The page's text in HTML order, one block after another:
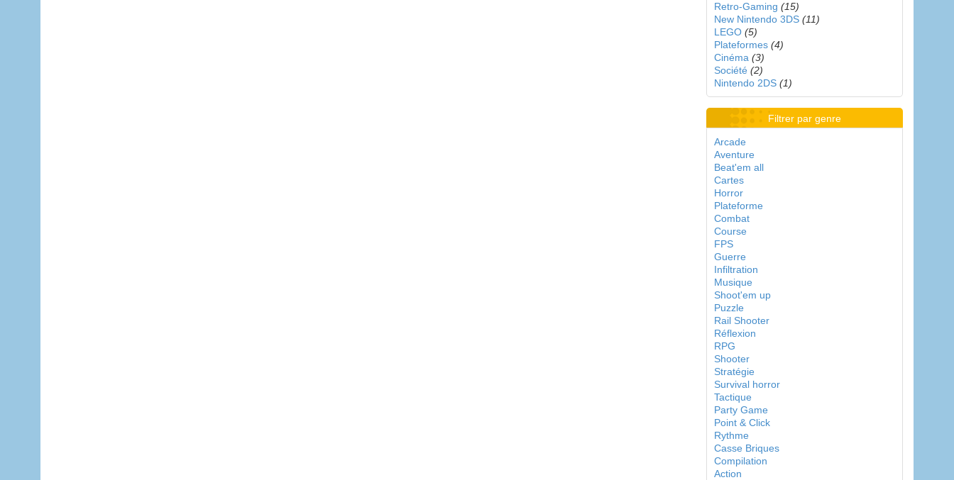
Retro-Gaming (15)
New Nintendo 3DS (11)
LEGO (5)
Plateformes (4)
Cinéma (3)
Société (2)
Nintendo 2DS (1)
Filtrer par genre
Arcade
Aventure
Beat'em all
Cartes
Horror
Plateforme
Combat
Course
FPS
Guerre
Infiltration
Musique
Shoot'em up
Puzzle
Rail Shooter
Réflexion
RPG
Shooter
Stratégie
Survival horror
Tactique
Party Game
Point & Click
Rythme
Casse Briques
Compilation
Action